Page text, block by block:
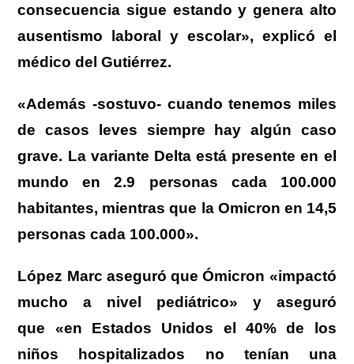
consecuencia sigue estando y genera alto
ausentismo laboral y escolar», explicó el
médico del Gutiérrez.
«Además -sostuvo- cuando tenemos miles
de casos leves siempre hay algún caso
grave. La variante Delta está presente en el
mundo en 2.9 personas cada 100.000
habitantes, mientras que la Omicron en 14,5
personas cada 100.000».
López Marc aseguró que Ómicron «impactó
mucho a nivel pediátrico» y aseguró
que «en Estados Unidos el 40% de los
niños hospitalizados no tenían una